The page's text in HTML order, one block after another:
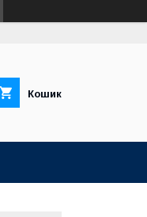
Кошик